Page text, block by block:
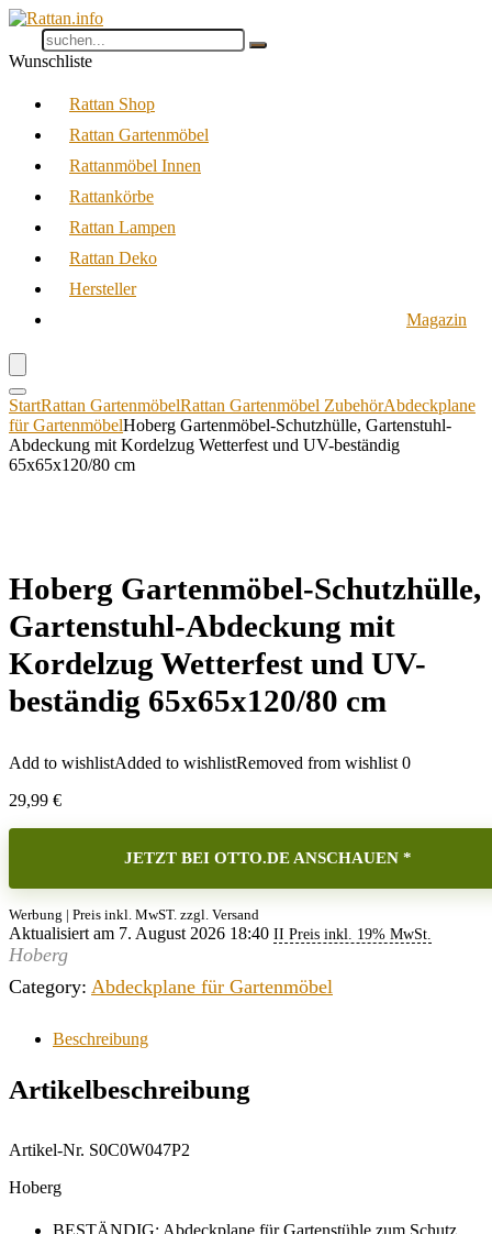
Wunschliste
Rattan Shop
Rattan Gartenmöbel
Rattanmöbel Innen
Rattankörbe
Rattan Lampen
Rattan Deko
Hersteller
Magazin
StartRattan GartenmöbelRattan Gartenmöbel ZubehörAbdeckplane
für GartenmöbelHoberg Gartenmöbel-Schutzhülle, Gartenstuhl-
Abdeckung mit Kordelzug Wetterfest und UV-beständig
65x65x120/80 cm
Hoberg Gartenmöbel-Schutzhülle,
Gartenstuhl-Abdeckung mit
Kordelzug Wetterfest und UV-
beständig 65x65x120/80 cm
Add to wishlistAdded to wishlistRemoved from wishlist 0
29,99 €
JETZT BEI OTTO.DE ANSCHAUEN *
Werbung | Preis inkl. MwST. zzgl. Versand
Aktualisiert am 7. August 2026 18:40 II Preis inkl. 19% MwSt.
Hoberg
Category: Abdeckplane für Gartenmöbel
Beschreibung
Artikelbeschreibung
Artikel-Nr. S0C0W047P2
Hoberg
BESTÄNDIG: Abdeckplane für Gartenstühle zum Schutz